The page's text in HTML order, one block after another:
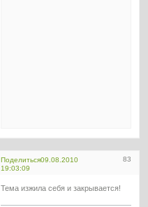
Поделиться 83
09.08.2010
19:03:09
Тема изжила себя и закрывается!